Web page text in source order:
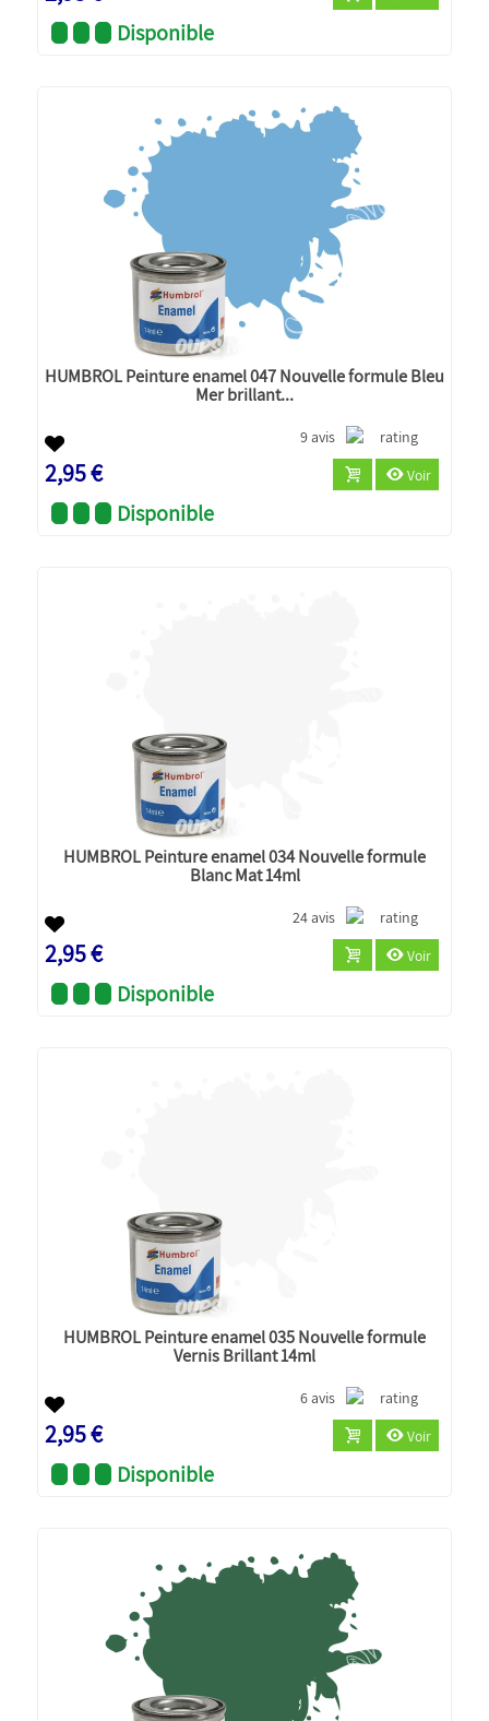
Disponible
HUMBROL Peinture enamel 047 Nouvelle formule Bleu
Mer brillant...
9 avis
2,95 € Voir
Disponible
HUMBROL Peinture enamel 034 Nouvelle formule
Blanc Mat 14ml
24 avis
2,95 € Voir
Disponible
HUMBROL Peinture enamel 035 Nouvelle formule
Vernis Brillant 14ml
6 avis
2,95 € Voir
Disponible